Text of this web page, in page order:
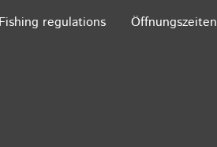
Fishing regulations Öffnungszeiten